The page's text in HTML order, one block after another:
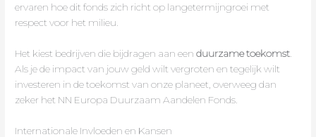
ervaren hoe dit fonds zich richt op langetermijngroei met
respect voor het milieu.
Het kiest bedrijven die bijdragen aan eenduurzame toekomst
Als je de impact van jouw geld wilt vergroten en tegelijk wilt
investeren in de toekomst van onze planeet, overweeg dan
zeker het NN Europa Duurzaam Aandelen Fonds.
Internationale Invloeden en Kansen